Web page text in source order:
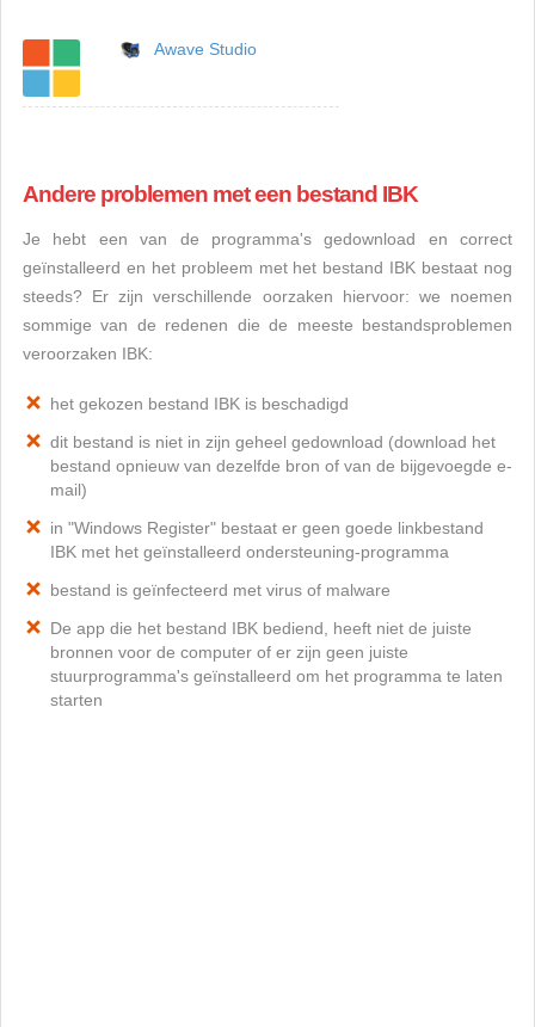
Awave Studio
Andere problemen met een bestand IBK
Je hebt een van de programma's gedownload en correct
geïnstalleerd en het probleem met het bestand IBK bestaat nog
steeds? Er zijn verschillende oorzaken hiervoor: we noemen
sommige van de redenen die de meeste bestandsproblemen
veroorzaken IBK:
het gekozen bestand IBK is beschadigd
dit bestand is niet in zijn geheel gedownload (download het
bestand opnieuw van dezelfde bron of van de bijgevoegde e-
mail)
in "Windows Register" bestaat er geen goede linkbestand
IBK met het geïnstalleerd ondersteuning-programma
bestand is geïnfecteerd met virus of malware
De app die het bestand IBK bediend, heeft niet de juiste
bronnen voor de computer of er zijn geen juiste
stuurprogramma's geïnstalleerd om het programma te laten
starten